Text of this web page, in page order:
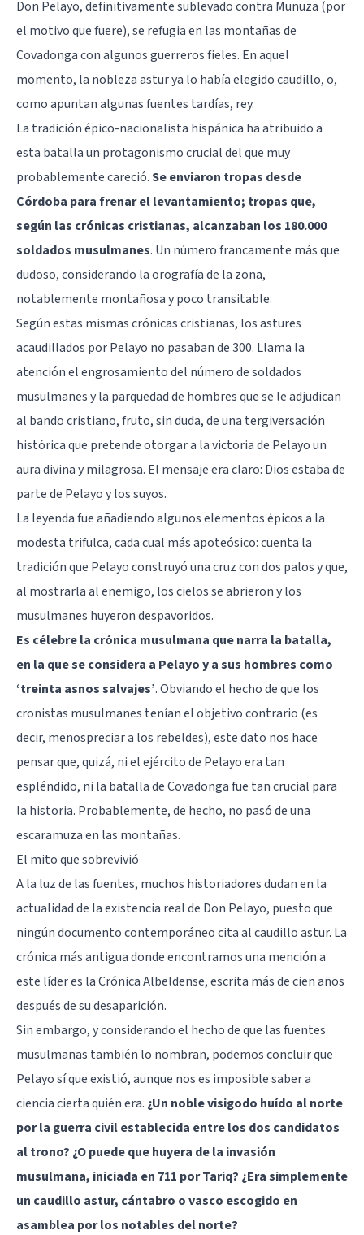
Don Pelayo, definitivamente sublevado contra Munuza (por
el motivo que fuere), se refugia en las montañas de
Covadonga con algunos guerreros fieles. En aquel
momento, la nobleza astur ya lo había elegido caudillo, o,
como apuntan algunas fuentes tardías, rey.
La tradición épico-nacionalista hispánica ha atribuido a
esta batalla un protagonismo crucial del que muy
probablemente careció.Se enviaron tropas desde
Córdoba para frenar el levantamiento; tropas que,
según las crónicas cristianas, alcanzaban los 180.000
soldados musulmanes. Un número francamente más que
dudoso, considerando la orografía de la zona,
notablemente montañosa y poco transitable.
Según estas mismas crónicas cristianas, los astures
acaudillados por Pelayo no pasaban de 300. Llama la
atención el engrosamiento del número de soldados
musulmanes y la parquedad de hombres que se le adjudican
al bando cristiano, fruto, sin duda, de una tergiversación
histórica que pretende otorgar a la victoria de Pelayo un
aura divina y milagrosa. El mensaje era claro: Dios estaba de
parte de Pelayo y los suyos.
La leyenda fue añadiendo algunos elementos épicos a la
modesta trifulca, cada cual más apoteósico: cuenta la
tradición que Pelayo construyó una cruz con dos palos y que,
al mostrarla al enemigo, los cielos se abrieron y los
musulmanes huyeron despavoridos.
Es célebre la crónica musulmana que narra la batalla,
en la que se considera a Pelayo y a sus hombres como
‘treinta asnos salvajes’. Obviando el hecho de que los
cronistas musulmanes tenían el objetivo contrario (es
decir, menospreciar a los rebeldes), este dato nos hace
pensar que, quizá, ni el ejército de Pelayo era tan
espléndido, ni la batalla de Covadonga fue tan crucial para
la historia. Probablemente, de hecho, no pasó de una
escaramuza en las montañas.
El mito que sobrevivió
A la luz de las fuentes, muchos historiadores dudan en la
actualidad de la existencia real de Don Pelayo, puesto que
ningún documento contemporáneo cita al caudillo astur. La
crónica más antigua donde encontramos una mención a
este líder es la Crónica Albeldense, escrita más de cien años
después de su desaparición.
Sin embargo, y considerando el hecho de que las fuentes
musulmanas también lo nombran, podemos concluir que
Pelayo sí que existió, aunque nos es imposible saber a
ciencia cierta quién era. ¿Un noble visigodo huído al norte
por la guerra civil establecida entre los dos candidatos
al trono? ¿O puede que huyera de la invasión
musulmana, iniciada en 711 por Tariq? ¿Era simplemente
un caudillo astur, cántabro o vasco escogido en
asamblea por los notables del norte?